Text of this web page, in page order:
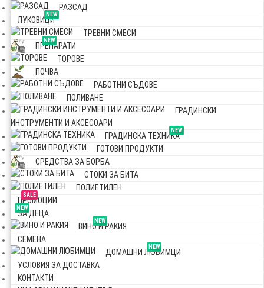
РАЗСАД
NEW
ЛУКОВИЦИ
ТРЕВНИ СМЕСИ
NEW
ПРЕПАРАТИ
ТОРОВЕ
ПОЧВА
РАБОТНИ СЪДОВЕ
ПОЛИВАНЕ
ГРАДИНСКИ
ИНСТРУМЕНТИ И АКСЕСОАРИ
NEW
ГРАДИНСКА ТЕХНИКА
ГОТОВИ ПРОДУКТИ
СРЕДСТВА ЗА БОРБА
СТОКИ ЗА БИТА
ПОЛИЕТИЛЕН
SALE
ПРОМОЦИИ
NEW
ЗА ДЕЦА
NEW
ВИНО И РАКИЯ
СЕМЕНА
NEW
ДОМАШНИ ЛЮБИМЦИ
УСЛОВИЯ ЗА ДОСТАВКА
КОНТАКТИ